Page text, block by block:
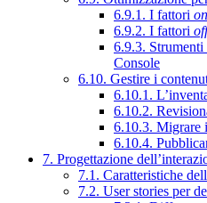
6.9.1. I fattori
6.9.2. I fattori
6.9.3. Strumenti
Console
6.10. Gestire i
6.10.1.
6.10.2.
6.10.3. Migrare
6.10.4.
7. Progettazione
7.1. Caratteristiche
7.2. User stories per